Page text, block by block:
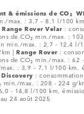
& émissions de CO₂
max. : 3,7 – 8,1 l/100
Range Rover Velar :
de CO₂ min./max. :
min./max. : 2,7 - 12,4 l/
| Range Rover :
de CO₂ min./max. : 62
: 3,9 – 7,1 l/100 km,
Discovery :
min./max. : 208 - 224 g/
- 14,8 l/100 km,
24 août 2025